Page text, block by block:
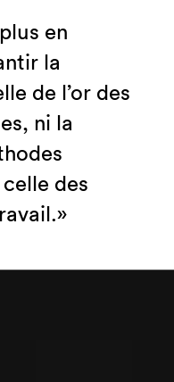
en
la
de l’or des
ni la
des